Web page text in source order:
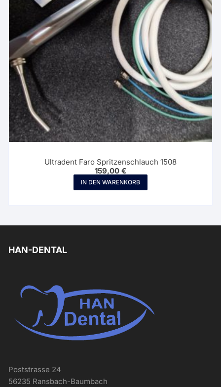
Ultradent Faro Spritzenschlauch 1508
159,00 €
IN DEN WARENKORB
HAN-DENTAL
Poststrasse 24
56235 Ransbach-Baumbach